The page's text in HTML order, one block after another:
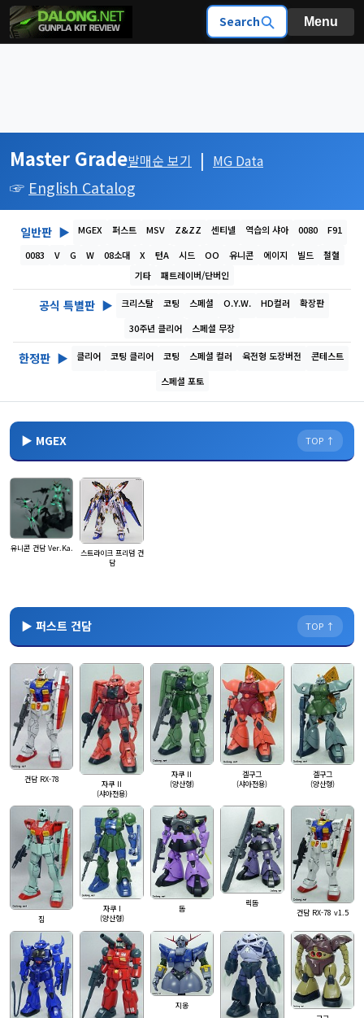
Search Menu
Master Grade발매순 보기 | MG Data
☞ English Catalog
일반판 ▶ MGEX 퍼스트 MSV Z&ZZ 센티넬 역습의 샤아 0080
F91
0083
V G W 08소대 X 턴A 시드 OO 유니콘 에이지 빌드
철혈
기타
패트레이버/단버인
공식 특별판 ▶ 크리스탈 코팅 스페셜 O.Y.W. HD컬러
확장판
30주년 클리어
스페셜 무장
한정판 ▶ 클리어 코팅 클리어 코팅 스페셜 컬러 육전형 도장버전
콘테스트
스페셜 포토
▶ MGEX TOP ↑
유니콘 건담 Ver.Ka.
스트라이크 프리덤 건
담
▶ 퍼스트 건담 TOP ↑
건담 RX-78
자쿠 II
(샤아전용)
자쿠 II
(양산형)
겔구그
(샤아전용)
겔구그
(양산형)
짐
자쿠 I
(양산형)
돔
릭돔
건담 RX-78 v1.5
지옹